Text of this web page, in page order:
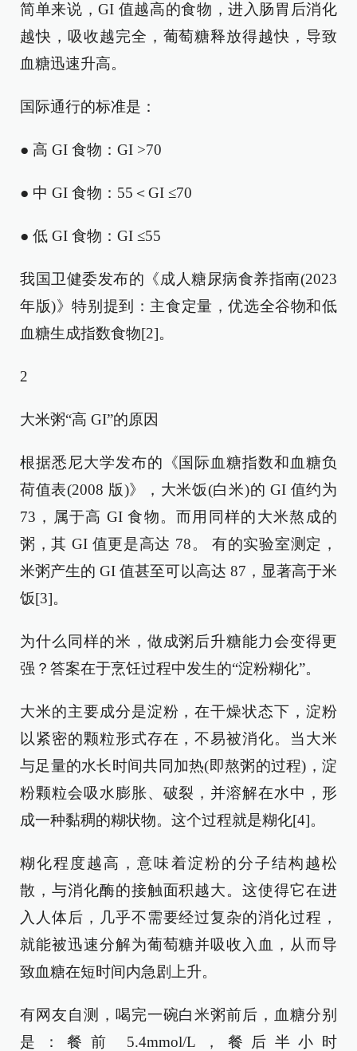
简单来说，GI 值越高的食物，进入肠胃后消化
越快，吸收越完全，葡萄糖释放得越快，导致
血糖迅速升高。
国际通行的标准是：
● 高 GI 食物：GI >70
● 中 GI 食物：55＜GI ≤70
● 低 GI 食物：GI ≤55
我国卫健委发布的《成人糖尿病食养指南(2023
年版)》特别提到：主食定量，优选全谷物和低
血糖生成指数食物[2]。
2
大米粥“高 GI”的原因
根据悉尼大学发布的《国际血糖指数和血糖负
荷值表(2008 版)》，大米饭(白米)的 GI 值约为
73，属于高 GI 食物。而用同样的大米熬成的
粥，其 GI 值更是高达 78。 有的实验室测定，
米粥产生的 GI 值甚至可以高达 87，显著高于米
饭[3]。
为什么同样的米，做成粥后升糖能力会变得更
强？答案在于烹饪过程中发生的“淀粉糊化”。
大米的主要成分是淀粉，在干燥状态下，淀粉
以紧密的颗粒形式存在，不易被消化。当大米
与足量的水长时间共同加热(即熬粥的过程)，淀
粉颗粒会吸水膨胀、破裂，并溶解在水中，形
成一种黏稠的糊状物。这个过程就是糊化[4]。
糊化程度越高，意味着淀粉的分子结构越松
散，与消化酶的接触面积越大。这使得它在进
入人体后，几乎不需要经过复杂的消化过程，
就能被迅速分解为葡萄糖并吸收入血，从而导
致血糖在短时间内急剧上升。
有网友自测，喝完一碗白米粥前后，血糖分别
是：餐前 5.4mmol/L，餐后半小时